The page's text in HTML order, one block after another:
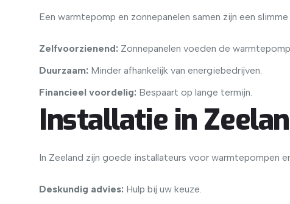
Een warmtepomp en zonnepanelen samen zijn een
Zelfvoorzienend: Zonnepanelen voeden de
Duurzaam: Minder afhankelijk van energiebedrijven.
Financieel voordelig: Bespaart op lange termijn.
Installatie in
In Zeeland zijn goede installateurs voor warmtepompen
Deskundig advies: Hulp bij uw keuze.